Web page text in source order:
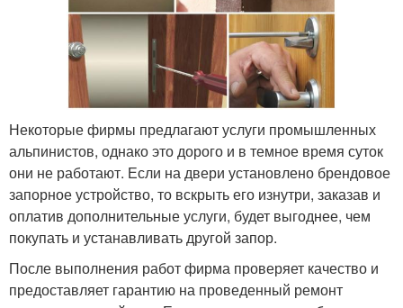
Некоторые фирмы предлагают услуги промышленных
альпинистов, однако это дорого и в темное время суток
они не работают. Если на двери установлено брендовое
запорное устройство, то вскрыть его изнутри, заказав и
оплатив дополнительные услуги, будет выгоднее, чем
покупать и устанавливать другой запор.
После выполнения работ фирма проверяет качество и
предоставляет гарантию на проведенный ремонт